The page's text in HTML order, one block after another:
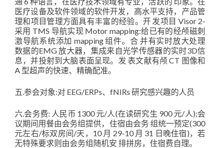
医疗设备及软件领域的软件开发，高水平支持，产品管
理和项目管理方面具有丰富的经验。开 发项目 Visor 2-
采用 TMS 导航实现 Motor mapping:给已有的经颅磁刺
激导航系统添加 mapping 组件。合 并有实时放大处理
数据的EMG 放大器，集成来自光学传感器的实时3D信
息，并投射到大脑表面呈现。发 表文献有颅 CT 图像和
A 型超声的快速、精确配准。
五.参会对象:对 EEG/ERPs、fNIRs 研究感兴趣的人员
六.会务费: 人民币 1300 元/人(在读研究生 900 元/人);会
议期间用餐由会务组提供，住宿由会务 组统一预定(300
元左右/标双房间/天，10 月 29-10 月 31 日晚住宿)，若
无特殊要求则由会务组随机安 排拼房，住宿费自理。